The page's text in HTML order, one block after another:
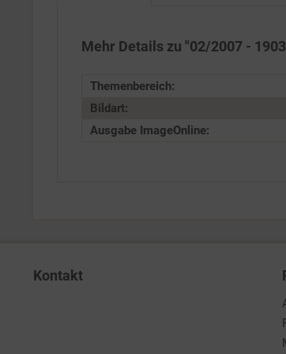
Mehr Details zu "02/2007 -
Themenbereich:
Bildart:
Ausgabe ImageOnline:
Kontakt
Service